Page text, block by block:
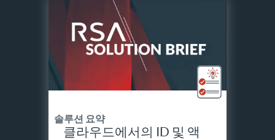
솔루션 요약
클라우드에서의 ID 및 액